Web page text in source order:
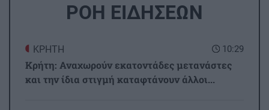
ΡΟΗ ΕΙΔΗΣΕΩΝ
10:29
ΚΡΗΤΗ
Κρήτη: Αναχωρούν εκατοντάδες μετανάστες
και την ίδια στιγμή καταφτάνουν άλλοι...